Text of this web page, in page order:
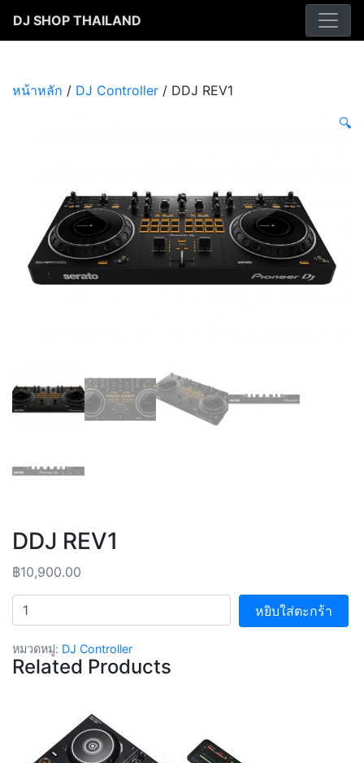
DJ SHOP THAILAND
หน้าหลัก / DJ Controller / DDJ REV1
🔍
DDJ REV1
฿10,900.00
จำนวน
หยิบใส่ตะกร้า
หมวดหมู่: DJ Controller
Related Products